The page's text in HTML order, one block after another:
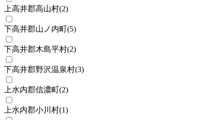
上高井郡高山村(2)
下高井郡山ノ内町(5)
下高井郡木島平村(2)
下高井郡野沢温泉村(3)
上水内郡信濃町(2)
上水内郡小川村(1)